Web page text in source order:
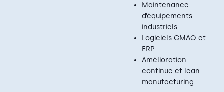
Maintenance
d’équipements
industriels
Logiciels GMAO et
ERP
Amélioration
continue et lean
manufacturing